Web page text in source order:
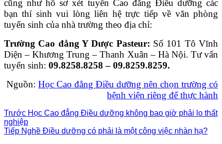
cũng như hồ sơ xét tuyển Cao đẳng Điều dưỡng các
bạn thí sinh vui lòng liên hệ trực tiếp về văn phòng
tuyển sinh của nhà trường theo địa chỉ:
Trường Cao đẳng Y Dược Pasteur: Số 101 Tô Vĩnh
Diện – Khương Trung – Thanh Xuân – Hà Nội. Tư vấn
tuyển sinh: 09.8258.8258 – 09.8259.8259.
Nguồn: Học Cao đẳng Điều dưỡng nên chọn trường có
bệnh viện riêng để thực hành
Trước Học Cao đẳng Điều dưỡng không bao giờ phải lo thất
nghiệp
Tiếp Nghề Điều dưỡng có phải là một công việc nhàn hạ?